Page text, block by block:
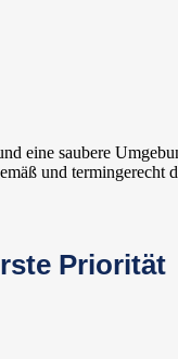
eine saubere
und termingerecht
Priorität